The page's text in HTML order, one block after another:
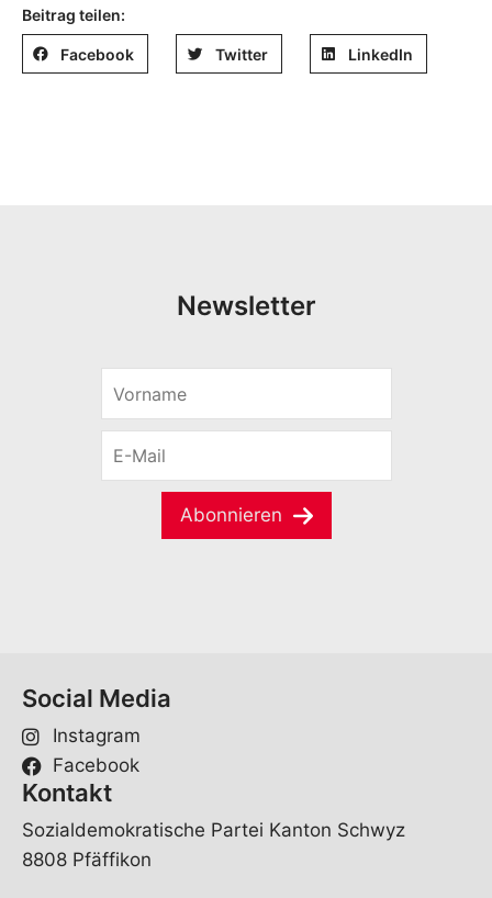
Beitrag teilen:
Facebook Twitter LinkedIn
Newsletter
r
M
Abonnieren
Social Media
Instagram
Facebook
Kontakt
Sozialdemokratische Partei Kanton Schwyz
8808 Pfäffikon